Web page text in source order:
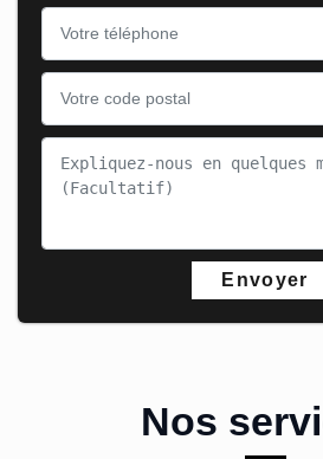
Nos